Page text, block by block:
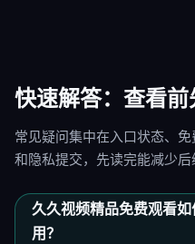
快速解答：查看
常见疑问集中在入口状态、
和隐私提交，先读完能减少后
久久视频精品免费观看
用？